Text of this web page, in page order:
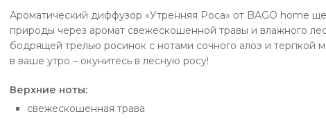
Ароматический диффузор «Утренняя Роса» от BAGO home
природы через аромат свежескошенной травы и влажного
бодрящей трелью росинок с нотами сочного алоэ и терпкой
в ваше утро – окунитесь в лесную росу!
Верхние ноты:
свежескошенная трава